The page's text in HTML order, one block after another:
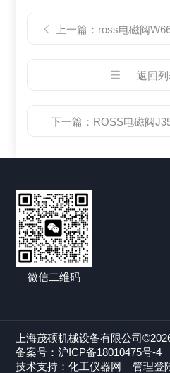
上一篇： ross电磁阀
返回
下一篇： ROSS电磁阀
微信二维码
上海茂硕机械设备有限公司
备案号：沪ICP备18010475号-4
技术支持：化工仪器网 管理登